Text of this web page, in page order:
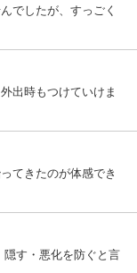
でしたが、すっごく
出時もつけていけま
てきたのが体感でき
す・悪化を防ぐと言